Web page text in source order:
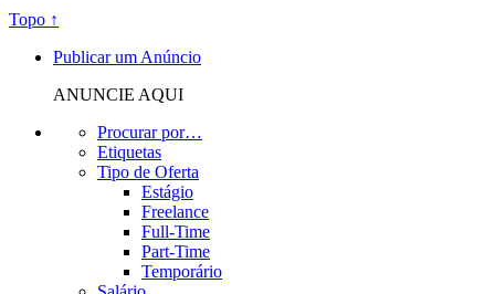
Topo ↑
Publicar um Anúncio
ANUNCIE AQUI
Procurar por…
Etiquetas
Tipo de Oferta
Estágio
Freelance
Full-Time
Part-Time
Temporário